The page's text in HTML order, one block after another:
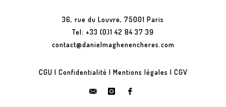
36, rue du Louvre, 75001 Paris
Tel: +33 (0)1 42 84 37 39
contact@danielmaghenencheres.com
CGU | Confidentialité | Mentions légales | CGV